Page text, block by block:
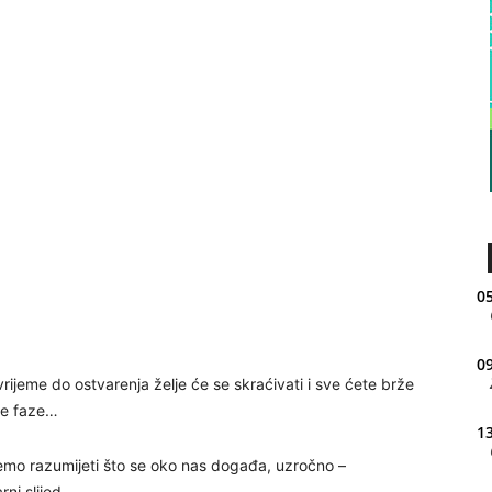
do ostvarenja želje će se skraćivati i sve ćete brže
faze…
razumijeti što se oko nas događa, uzročno –